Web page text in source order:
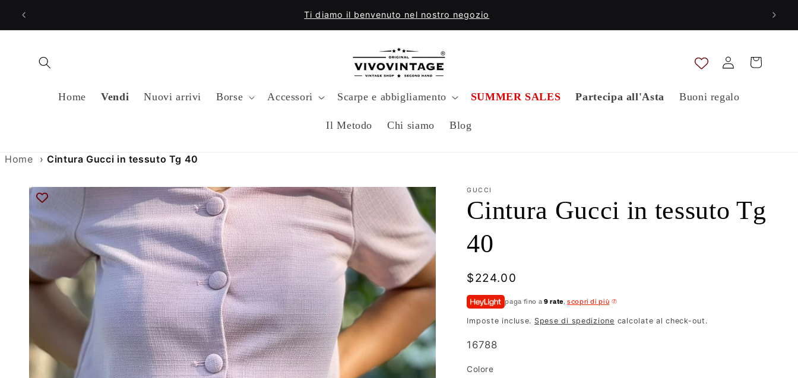
direttamente
Ti diamo il benvenuto nel nostro negozio
Home Vendi Nuovi arrivi Borse Accessori Scarpe e abbigliamento SUMMER SALES Partecipa all'Asta Buoni regalo
Il Metodo Chi siamo Blog
Accedi Carrello
Home ›Cintura Gucci in tessuto Tg 40
Passa alle
informazioni
sul prodotto
GUCCI
Cintura Gucci in tessuto Tg
40
Prezzo
di
listino
$224.00
paga fino a 9 rate,scopri di più
Imposte incluse. Spese di spedizione calcolate al check-out.
SKU:
16788
Colore